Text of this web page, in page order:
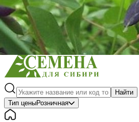
Консервирование
Средства защиты, удобрения,
Обустройство сада, декор
Найти
Тип ценыРозничная